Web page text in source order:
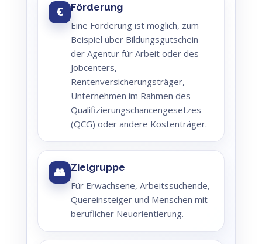
€
Förderung
Eine Förderung ist möglich, zum
Beispiel über Bildungsgutschein
der Agentur für Arbeit oder des
Jobcenters,
Rentenversicherungsträger,
Unternehmen im Rahmen des
Qualifizierungschancengesetzes
(QCG) oder andere Kostenträger.
👥 Zielgruppe
Für Erwachsene, Arbeitssuchende,
Quereinsteiger und Menschen mit
beruflicher Neuorientierung.